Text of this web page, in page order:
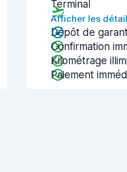
Terminal
Afficher les
Dépôt de
Confirmation
Kilométrage
Paiement